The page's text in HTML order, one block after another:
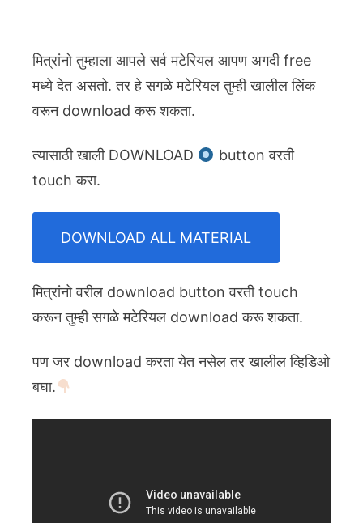
मित्रांनो तुम्हाला आपले सर्व मटेरियल आपण अगदी free
मध्ये देत असतो. तर हे सगळे मटेरियल तुम्ही खालील लिंक
वरून download करू शकता.
त्यासाठी खाली DOWNLOAD
button वरती
touch करा.
DOWNLOAD ALL MATERIAL
मित्रांनो वरील download button वरती touch
करून तुम्ही सगळे मटेरियल download करू शकता.
पण जर download करता येत नसेल तर खालील व्हिडिओ
बघा.